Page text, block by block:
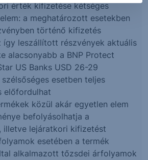
érték kifizetése kétséges
a meghatározott esetekben
történő kifizetés
így leszállított részvények aktuális
alacsonyabb a BNP Protect
US Banks USD 26-29
esetben teljes
előfordulhat
közül akár egyetlen elem
befolyásolhatja a
illetve lejáratkori kifizetést
esetében a termék
alkalmazott tőzsdei árfolyamok